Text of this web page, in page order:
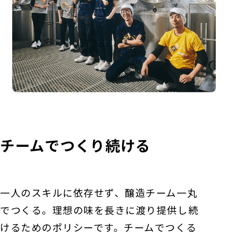
チームでつくり続ける
一人のスキルに依存せず、醸造チーム一丸
でつくる。理想の味を長きに渡り提供し続
けるためのポリシーです。チームでつくる